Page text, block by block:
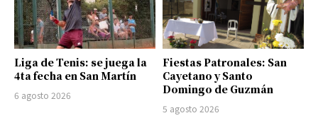
Liga de Tenis: se juega la
4ta fecha en San Martín
6 agosto 2026
Fiestas Patronales: San
Cayetano y Santo
Domingo de Guzmán
5 agosto 2026